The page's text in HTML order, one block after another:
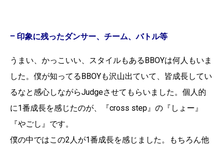
– 印象に残ったダンサー、チーム、バトル等
うまい、かっこいい、スタイルもあるBBOYは何人もいま
した。僕が知ってるBBOYも沢山出ていて、皆成長してい
るなと感心しながらJudgeさせてもらいました。個人的
に1番成長を感じたのが、『cross step』の『しょー』
『やごし』です。
僕の中ではこの2人が1番成長を感じました。もちろん他